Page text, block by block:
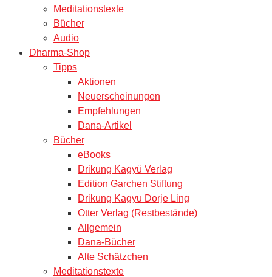
Meditationstexte
Bücher
Audio
Dharma-Shop
Tipps
Aktionen
Neuerscheinungen
Empfehlungen
Dana-Artikel
Bücher
eBooks
Drikung Kagyü Verlag
Edition Garchen Stiftung
Drikung Kagyu Dorje Ling
Otter Verlag (Restbestände)
Allgemein
Dana-Bücher
Alte Schätzchen
Meditationstexte